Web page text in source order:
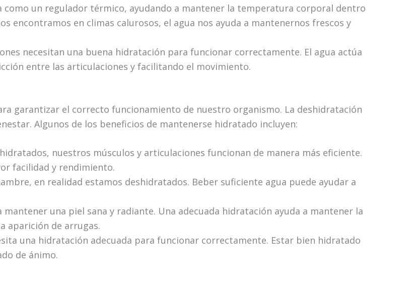
como un regulador térmico, ayudando a mantener la temperatura corporal dentro
encontramos en climas calurosos, el agua nos ayuda a mantenernos frescos y
necesitan una buena hidratación para funcionar correctamente. El agua actúa
entre las articulaciones y facilitando el movimiento.
garantizar el correcto funcionamiento de nuestro organismo. La deshidratación
Algunos de los beneficios de mantenerse hidratado incluyen:
nuestros músculos y articulaciones funcionan de manera más eficiente.
facilidad y rendimiento.
en realidad estamos deshidratados. Beber suficiente agua puede ayudar a
una piel sana y radiante. Una adecuada hidratación ayuda a mantener la
aparición de arrugas.
una hidratación adecuada para funcionar correctamente. Estar bien hidratado
de ánimo.